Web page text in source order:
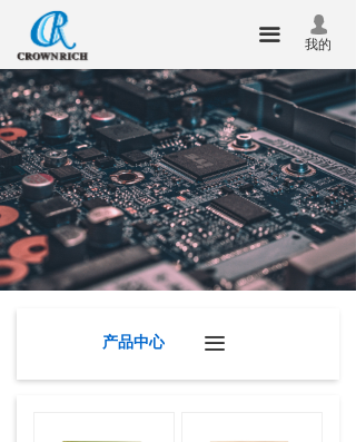
넙
我的
끀
首页
关于我们
产品中心
新闻中心
技术服务
联系我们
华瑞昇杯
产品中心 끀